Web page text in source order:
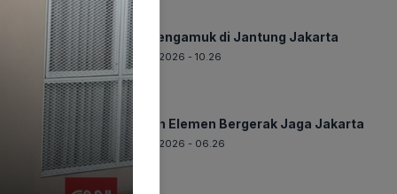
BERITA
Api Mengamuk di Jantung Jakarta
08-08-2026 - 10.26
BERITA
Ribuan Elemen Bergerak Jaga Jakarta
08-08-2026 - 06.26